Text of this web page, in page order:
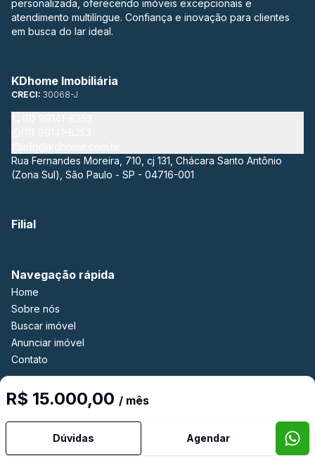
R$ 15.000,00 / mês
Dúvidas Agendar
personalizada, oferecendo imóveis excepcionais e
atendimento multilíngue. Confiança e inovação para clientes
em busca do lar ideal.
KDhome Imobiliária
CRECI: 30068-J
Rua Fernandes Moreira, 710, cj 131, Chácara Santo Antônio
(Zona Sul), São Paulo - SP - 04716-001
Filial
Navegação rápida
Home
Sobre nós
Buscar imóvel
Anunciar imóvel
Contato
Selo de Tecnologia Loft